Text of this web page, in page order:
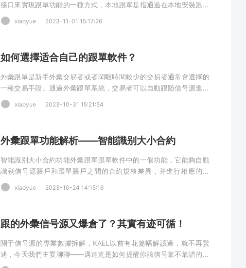
接口來實現跟單功能的一種方式，本地跟單是指通過在本地安裝跟單
軟件來實現跟單功能。在本地跟單中，跟單軟件直接連接到交易平台
的客戶端，獲取實時數據和執行交易指令。
xiaoyue 2023-11-01 15:17:26
如何選擇适合自己的跟單軟件？
外彙跟單是新手外彙交易者或者閑暇時間較少的交易者通常會選擇的
一種交易手段。通過外彙跟單系統，交易者可以自動跟随信号源進行
外彙交易，以完成相同的交易操作。
xiaoyue 2023-10-31 15:21:54
外彙跟單功能解析——智能識别大小合約
智能識别大小合約功能外彙跟單跟單軟件中的一個功能，它能夠自動
識别信号源賬戶和跟單賬戶之間的合約規格差異，并進行相應的調
整，以确保跟單的準确性和一緻性。
xiaoyue 2023-10-24 14:15:16
跟的外彙信号源又爆倉了？其實有迹可循！
關于信号源的專業數據拆解，KAEL以前有花篇幅解讀過，就不再贅
述，今天我們主要聊聊——邁達克是如何提醒你該信号靠不靠譜的，
官方出現哪些提醒，就可能意味着這個信号未來就會有爆倉的風險，